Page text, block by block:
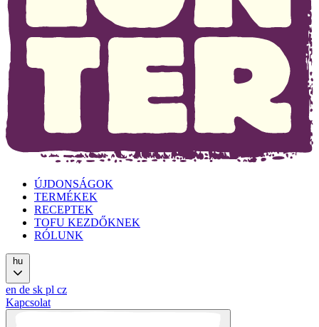
ÚJDONSÁGOK
TERMÉKEK
RECEPTEK
TOFU KEZDŐKNEK
RÓLUNK
hu
en de sk pl cz
Kapcsolat